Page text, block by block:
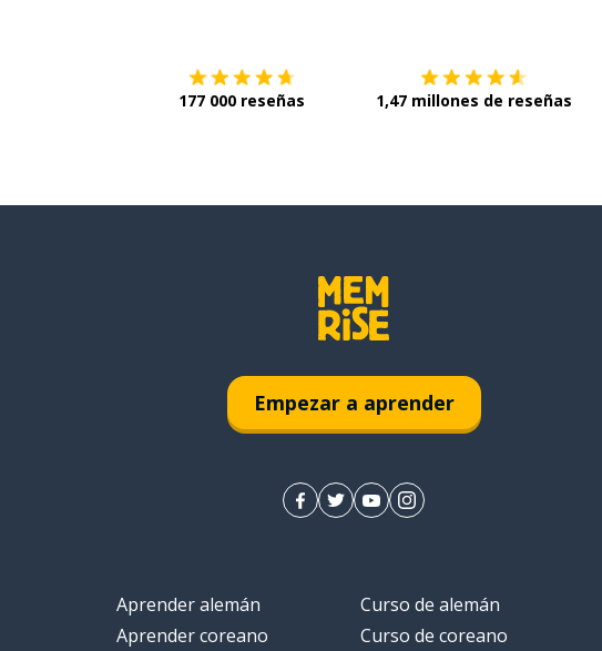
177 000 reseñas 1,47 millones de reseñas
Empezar a aprender
Aprender alemán
Aprender coreano
Curso de alemán
Curso de coreano